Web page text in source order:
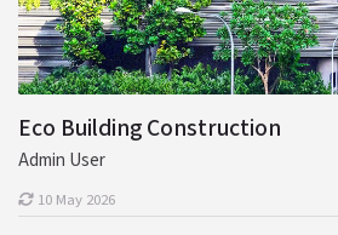
Eco Building Construction
Admin User
10 May 2026